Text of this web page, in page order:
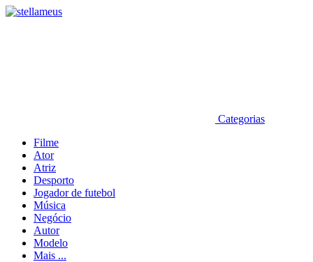
Categorias
Filme
Ator
Atriz
Desporto
Jogador de futebol
Música
Negócio
Autor
Modelo
Mais ...